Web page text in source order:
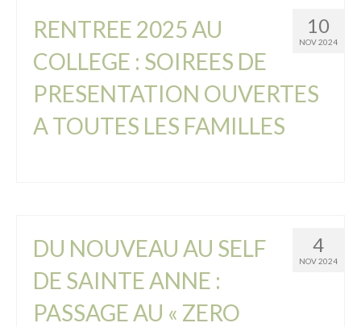
10
NOV 2024
RENTREE 2025 AU
COLLEGE : SOIREES DE
PRESENTATION OUVERTES
A TOUTES LES FAMILLES
4
NOV 2024
DU NOUVEAU AU SELF
DE SAINTE ANNE :
PASSAGE AU « ZERO